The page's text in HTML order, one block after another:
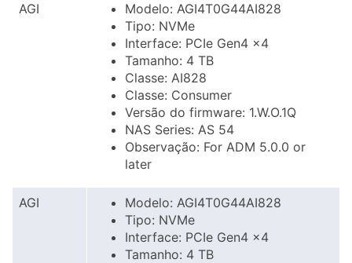
AGI
Modelo: AGI4T0G44AI828
Tipo: NVMe
Interface: PCIe Gen4 x4
Tamanho: 4 TB
Classe: AI828
Classe: Consumer
Versão do firmware: 1.W.O.1Q
NAS Series: AS 54
Observação: For ADM 5.0.0 or
later
AGI
Modelo: AGI4T0G44AI828
Tipo: NVMe
Interface: PCIe Gen4 x4
Tamanho: 4 TB